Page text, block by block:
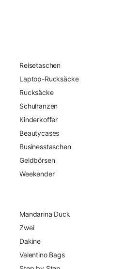
Reisetaschen
Laptop-Rucksäcke
Rucksäcke
Schulranzen
Kinderkoffer
Beautycases
Businesstaschen
Geldbörsen
Weekender
Mandarina Duck
Zwei
Dakine
Valentino Bags